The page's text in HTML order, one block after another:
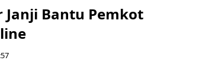
Janji Bantu Pemkot